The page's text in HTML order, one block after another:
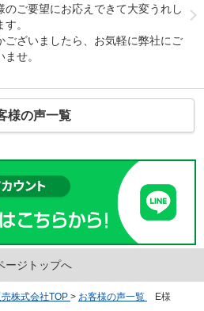
のご要望にお応えできて大変うれし
。
ございましたら、お気軽に弊社にご
せ。
様の声一覧
ージトップへ
株式会社TOP > お客様の声一覧 E様